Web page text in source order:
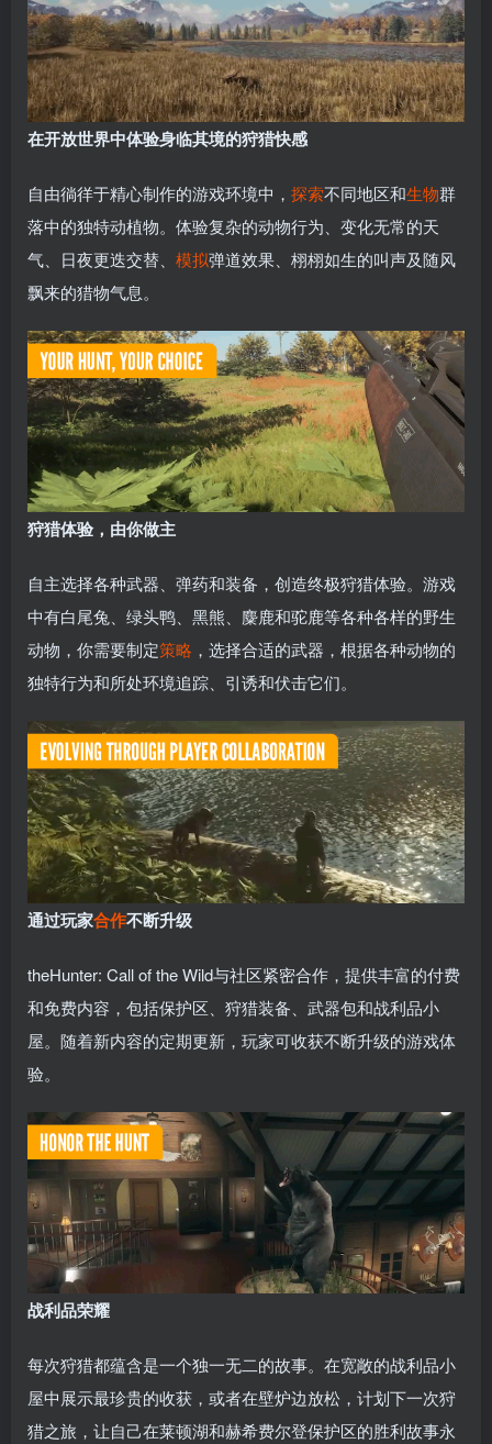
在开放世界中体验身临其境的狩猎快感
自由徜徉于精心制作的游戏环境中， 探索不同地区和生物群
落中的独特动植物。体验复杂的动物行为、变化无常的天
气、日夜更迭交替、 模拟弹道效果、栩栩如生的叫声及随风
飘来的猎物气息。
狩猎体验，由你做主
自主选择各种武器、弹药和装备，创造终极狩猎体验。游戏
中有白尾兔、绿头鸭、黑熊、麋鹿和驼鹿等各种各样的野生
动物，你需要制定策略 ，选择合适的武器，根据各种动物的
独特行为和所处环境追踪、引诱和伏击它们。
通过玩家合作不断升级
theHunter: Call of the Wild与社区紧密合作，提供丰富的付费
和免费内容，包括保护区、狩猎装备、武器包和战利品小
屋。随着新内容的定期更新，玩家可收获不断升级的游戏体
验。
战利品荣耀
每次狩猎都蕴含是一个独一无二的故事。在宽敞的战利品小
屋中展示最珍贵的收获，或者在壁炉边放松，计划下一次狩
猎之旅，让自己在莱顿湖和赫希费尔登保护区的胜利故事永